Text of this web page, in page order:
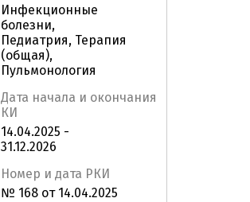
Инфекционные
болезни,
Педиатрия, Терапия
(общая),
Пульмонология
Дата начала и окончания
КИ
14.04.2025 -
31.12.2026
Номер и дата РКИ
№ 168 от 14.04.2025